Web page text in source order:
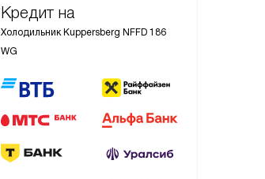
Кредит на
Холодильник Kuppersberg NFFD 186
WG